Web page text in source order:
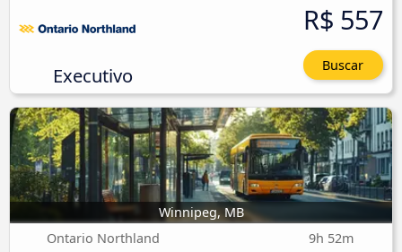
Executivo
R$ 557
Buscar
Winnipeg, MB
Ontario Northland
9h 52m